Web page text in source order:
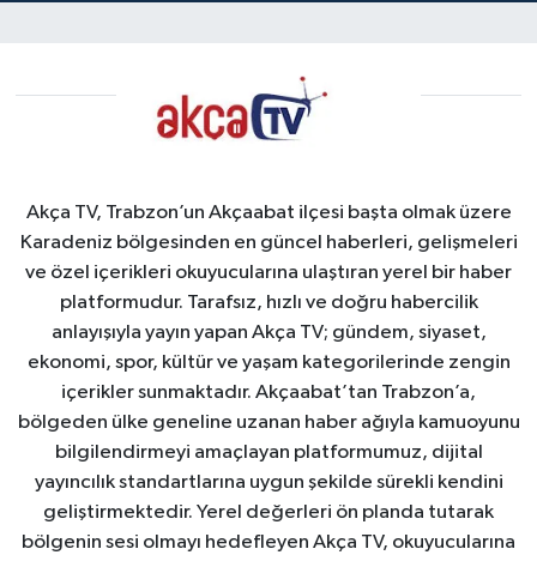
Akça TV, Trabzon’un Akçaabat ilçesi başta olmak üzere
Karadeniz bölgesinden en güncel haberleri, gelişmeleri
ve özel içerikleri okuyucularına ulaştıran yerel bir haber
platformudur. Tarafsız, hızlı ve doğru habercilik
anlayışıyla yayın yapan Akça TV; gündem, siyaset,
ekonomi, spor, kültür ve yaşam kategorilerinde zengin
içerikler sunmaktadır. Akçaabat’tan Trabzon’a,
bölgeden ülke geneline uzanan haber ağıyla kamuoyunu
bilgilendirmeyi amaçlayan platformumuz, dijital
yayıncılık standartlarına uygun şekilde sürekli kendini
geliştirmektedir. Yerel değerleri ön planda tutarak
bölgenin sesi olmayı hedefleyen Akça TV, okuyucularına